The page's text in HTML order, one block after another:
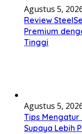
Agustus 5,
Review
Premium
Tinggi
Agustus 5,
Tips
Supaya Lebih